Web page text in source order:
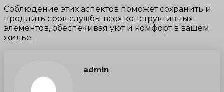
Соблюдение этих аспектов поможет сохранить и
продлить срок службы всех конструктивных
элементов, обеспечивая уют и комфорт в вашем
жилье.
admin